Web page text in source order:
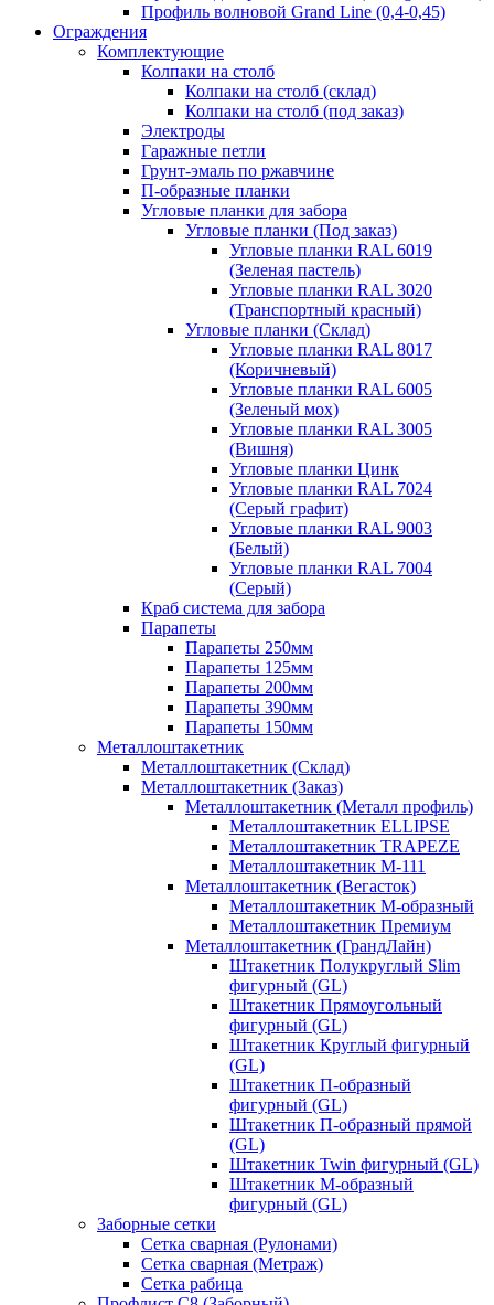
Профиль волновой Grand Line (0,4-0,45)
Ограждения
Комплектующие
Колпаки на столб
Колпаки на столб (склад)
Колпаки на столб (под заказ)
Электроды
Гаражные петли
Грунт-эмаль по ржавчине
П-образные планки
Угловые планки для забора
Угловые планки (Под заказ)
Угловые планки RAL 6019
(Зеленая пастель)
Угловые планки RAL 3020
(Транспортный красный)
Угловые планки (Склад)
Угловые планки RAL 8017
(Коричневый)
Угловые планки RAL 6005
(Зеленый мох)
Угловые планки RAL 3005
(Вишня)
Угловые планки Цинк
Угловые планки RAL 7024
(Серый графит)
Угловые планки RAL 9003
(Белый)
Угловые планки RAL 7004
(Серый)
Краб система для забора
Парапеты
Парапеты 250мм
Парапеты 125мм
Парапеты 200мм
Парапеты 390мм
Парапеты 150мм
Металлоштакетник
Металлоштакетник (Склад)
Металлоштакетник (Заказ)
Металлоштакетник (Металл профиль)
Металлоштакетник ELLIPSE
Металлоштакетник TRAPEZE
Металлоштакетник М-111
Металлоштакетник (Вегасток)
Металлоштакетник М-образный
Металлоштакетник Премиум
Металлоштакетник (ГрандЛайн)
Штакетник Полукруглый Slim
фигурный (GL)
Штакетник Прямоугольный
фигурный (GL)
Штакетник Круглый фигурный
(GL)
Штакетник П-образный
фигурный (GL)
Штакетник П-образный прямой
(GL)
Штакетник Twin фигурный (GL)
Штакетник М-образный
фигурный (GL)
Заборные сетки
Сетка сварная (Рулонами)
Сетка сварная (Метраж)
Сетка рабица